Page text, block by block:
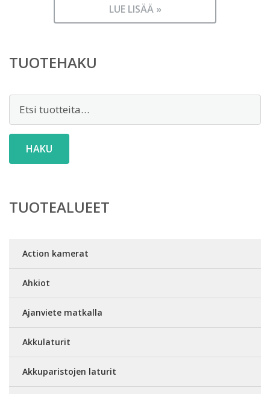
LUE LISÄÄ »
TUOTEHAKU
Etsi:
HAKU
TUOTEALUEET
Action kamerat
Ahkiot
Ajanviete matkalla
Akkulaturit
Akkuparistojen laturit